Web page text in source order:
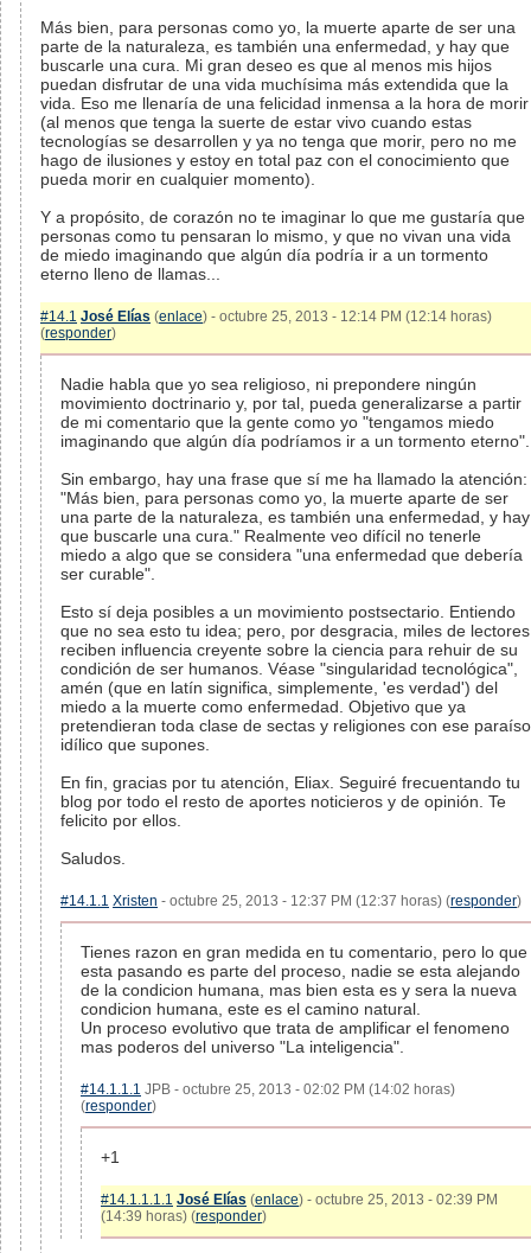
Más bien, para personas como yo, la muerte aparte de ser una
parte de la naturaleza, es también una enfermedad, y hay que
buscarle una cura. Mi gran deseo es que al menos mis hijos
puedan disfrutar de una vida muchísima más extendida que la
vida. Eso me llenaría de una felicidad inmensa a la hora de morir
(al menos que tenga la suerte de estar vivo cuando estas
tecnologías se desarrollen y ya no tenga que morir, pero no me
hago de ilusiones y estoy en total paz con el conocimiento que
pueda morir en cualquier momento).
Y a propósito, de corazón no te imaginar lo que me gustaría que
personas como tu pensaran lo mismo, y que no vivan una vida
de miedo imaginando que algún día podría ir a un tormento
eterno lleno de llamas...
#14.1 José Elías (enlace) - octubre 25, 2013 - 12:14 PM (12:14 horas)
(responder)
Nadie habla que yo sea religioso, ni prepondere ningún
movimiento doctrinario y, por tal, pueda generalizarse a partir
de mi comentario que la gente como yo "tengamos miedo
imaginando que algún día podríamos ir a un tormento eterno".
Sin embargo, hay una frase que sí me ha llamado la atención:
"Más bien, para personas como yo, la muerte aparte de ser
una parte de la naturaleza, es también una enfermedad, y hay
que buscarle una cura." Realmente veo difícil no tenerle
miedo a algo que se considera "una enfermedad que debería
ser curable".
Esto sí deja posibles a un movimiento postsectario. Entiendo
que no sea esto tu idea; pero, por desgracia, miles de lectores
reciben influencia creyente sobre la ciencia para rehuir de su
condición de ser humanos. Véase "singularidad tecnológica",
amén (que en latín significa, simplemente, 'es verdad') del
miedo a la muerte como enfermedad. Objetivo que ya
pretendieran toda clase de sectas y religiones con ese paraíso
idílico que supones.
En fin, gracias por tu atención, Eliax. Seguiré frecuentando tu
blog por todo el resto de aportes noticieros y de opinión. Te
felicito por ellos.
Saludos.
#14.1.1 Xristen - octubre 25, 2013 - 12:37 PM (12:37 horas) (responder)
Tienes razon en gran medida en tu comentario, pero lo que
esta pasando es parte del proceso, nadie se esta alejando
de la condicion humana, mas bien esta es y sera la nueva
condicion humana, este es el camino natural.
Un proceso evolutivo que trata de amplificar el fenomeno
mas poderos del universo "La inteligencia".
#14.1.1.1 JPB - octubre 25, 2013 - 02:02 PM (14:02 horas)
(responder)
+1
#14.1.1.1.1 José Elías (enlace) - octubre 25, 2013 - 02:39 PM
(14:39 horas) (responder)